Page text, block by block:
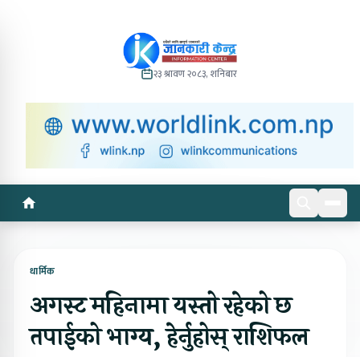
२३ श्रावण २०८३, शनिबार
धार्मिक
अगस्ट महिनामा यस्तो रहेको छ
तपाईको भाग्य, हेर्नुहोस् राशिफल